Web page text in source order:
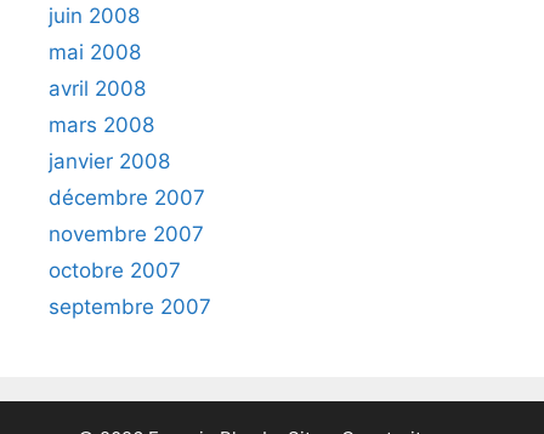
juin 2008
mai 2008
avril 2008
mars 2008
janvier 2008
décembre 2007
novembre 2007
octobre 2007
septembre 2007